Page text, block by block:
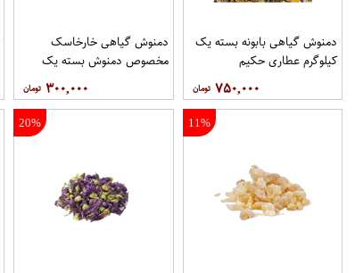
دمنوش گیاهی بابونه بسته یک
کیلوگرم عطاری حکیم
۷۵۰,۰۰۰
دمنوش گیاهی خارخاسک
مخصوص دمنوش بسته یک
۳۰۰,۰۰۰
11%
20%